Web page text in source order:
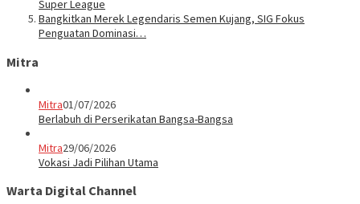
Super League
Bangkitkan Merek Legendaris Semen Kujang, SIG Fokus
Penguatan Dominasi…
Mitra
Mitra01/07/2026
Berlabuh di Perserikatan Bangsa-Bangsa
Mitra29/06/2026
Vokasi Jadi Pilihan Utama
Warta Digital Channel